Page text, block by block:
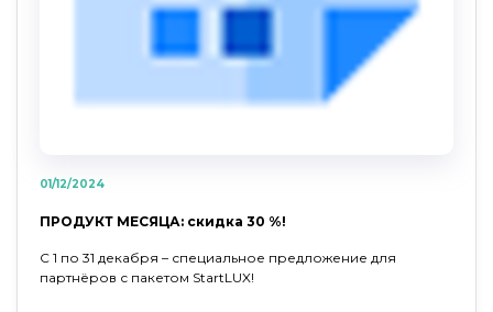
01/12/2024
ПРОДУКТ МЕСЯЦА: скидка 30 %!
С 1 по 31 декабря – специальное предложение для
партнёров с пакетом StartLUX!